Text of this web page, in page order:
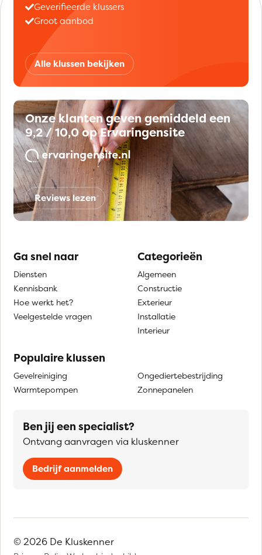
Geverifieerde klussers
Groot aanbod
Alle klussen bekijken
Onze klanten geven gemiddeld een
9,2 / 10,0 op Ervaringensite
Reviews lezen
Ga snel naar
Diensten
Kennisbank
Hoe werkt het?
Veelgestelde vragen
Categorieën
Algemeen
Constructie
Exterieur
Installatie
Interieur
Populaire klussen
Gevelreiniging
Warmtepompen
Ongediertebestrijding
Zonnepanelen
Ben jij een specialist?
Ontvang aanvragen via kluskenner
Bedrijf aanmelden
© 2026 De Kluskenner